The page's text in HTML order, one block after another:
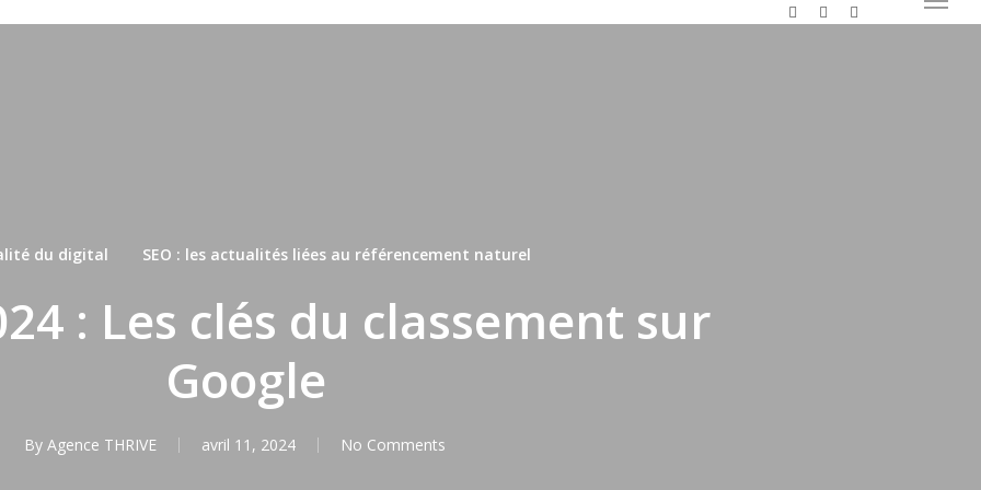
twitterlinkedininstagram Menu
du digital SEO : les actualités liées au référencement naturel
: Les clés du classement sur
Google
By Agence THRIVE avril 11, 2024 No Comments